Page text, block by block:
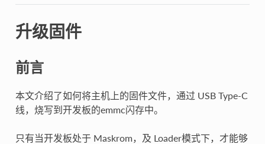
升级固件
前言
本文介绍了如何将主机上的固件文件，通过 USB Type-C
线，烧写到开发板的emmc闪存中。
只有当开发板处于 Maskrom，及 Loader模式下，才能够